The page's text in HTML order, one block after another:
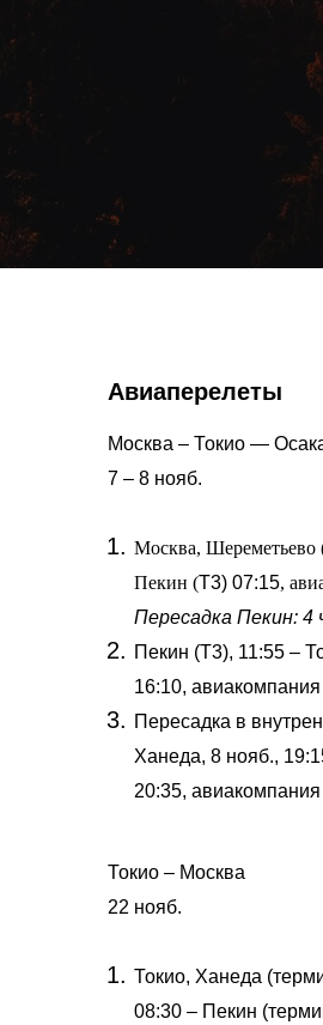
Авиаперелеты
Москва – Токио —
7 – 8 нояб.
Москва, Шереметьево
Пекин (Т3) 07:15,
Пересадка Пекин: 4
Пекин (Т3), 11:55 –
16:10,
Пересадка в
Ханеда, 8 нояб.,
20:35,
Токио – Москва
22 нояб.
Токио, Ханеда
08:30 – Пекин